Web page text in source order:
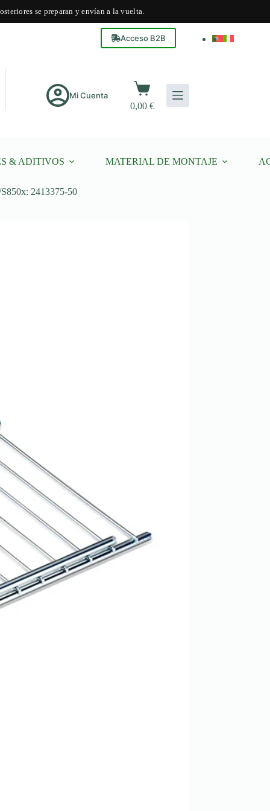
se preparan y envían a la vuelta.
Acceso B2B
Mi Cuenta
Carro
de
compra
0,00 €
& ADITIVOS MATERIAL DE MONTAJE
2413375-50